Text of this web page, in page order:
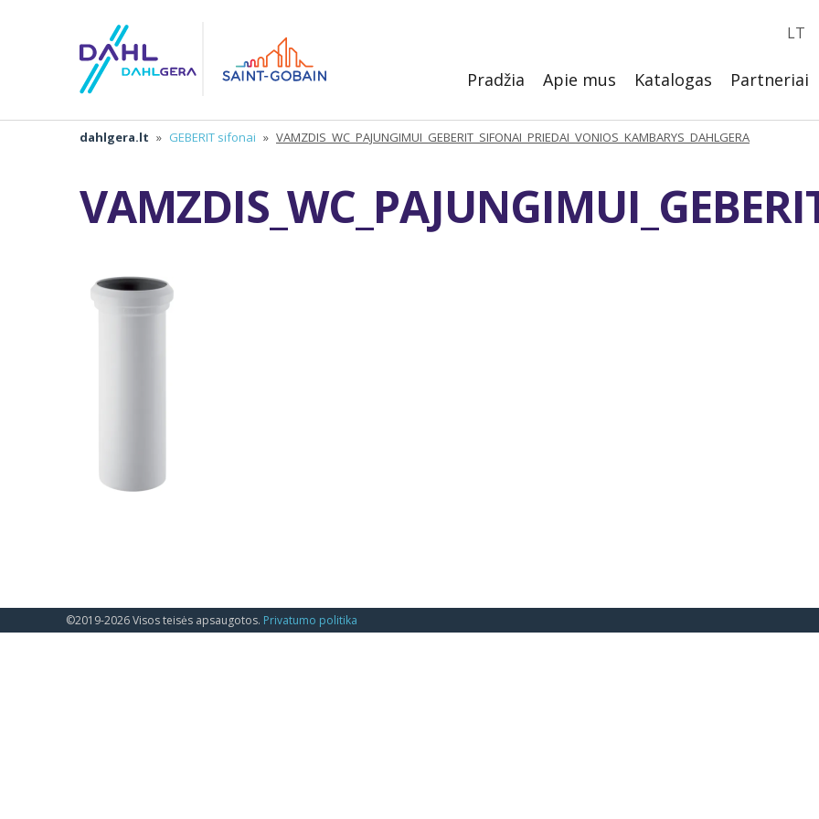
LT
Pradžia Apie mus Katalogas Partneriai
dahlgera.lt » GEBERIT sifonai » VAMZDIS_WC_PAJUNGIMUI_GEBERIT_SIFONAI_PRIEDAI_VONIOS_KAMBARYS_DAHLGERA
©2019-2026 Visos teisės apsaugotos. Privatumo politika